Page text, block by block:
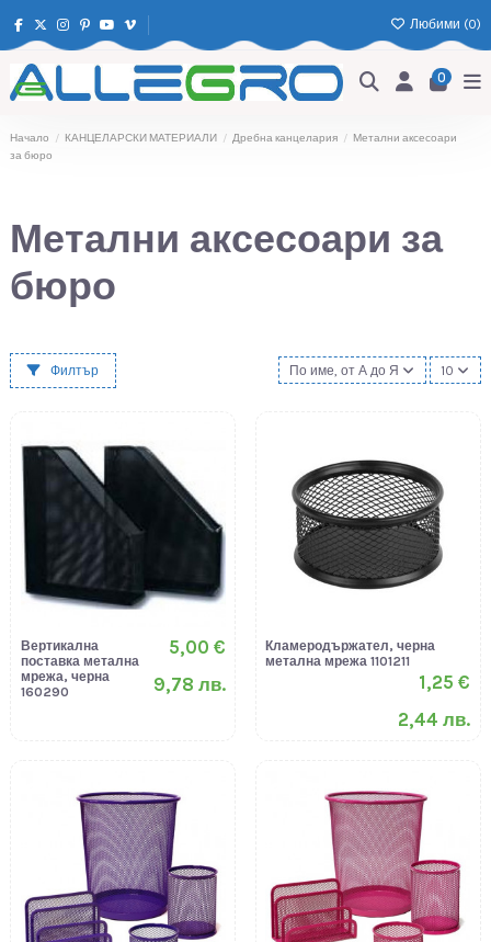
Любими (0)
0
Начало КАНЦЕЛАРСКИ МАТЕРИАЛИ Дребна канцелария
Метални аксесоари
за бюро
Метални аксесоари за
бюро
Филтър По име, от А до Я 10
Вертикална
поставка метална
мрежа, черна
160290
5,00 €
9,78 лв.
Кламеродържател, черна
метална мрежа 1101211
1,25 €
2,44 лв.